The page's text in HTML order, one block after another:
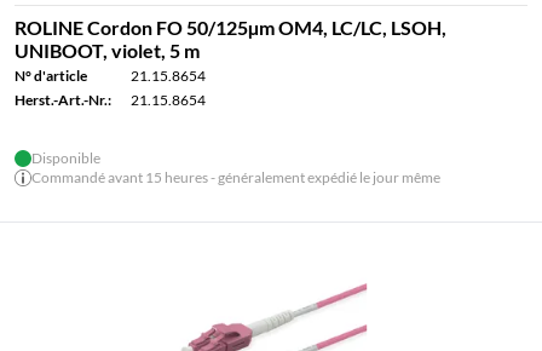
ROLINE Cordon FO 50/125µm OM4, LC/LC, LSOH,
UNIBOOT, violet, 5 m
N° d'article
21.15.8654
Herst.-Art.-Nr.:
21.15.8654
Disponible
Commandé avant 15 heures - généralement expédié le jour même